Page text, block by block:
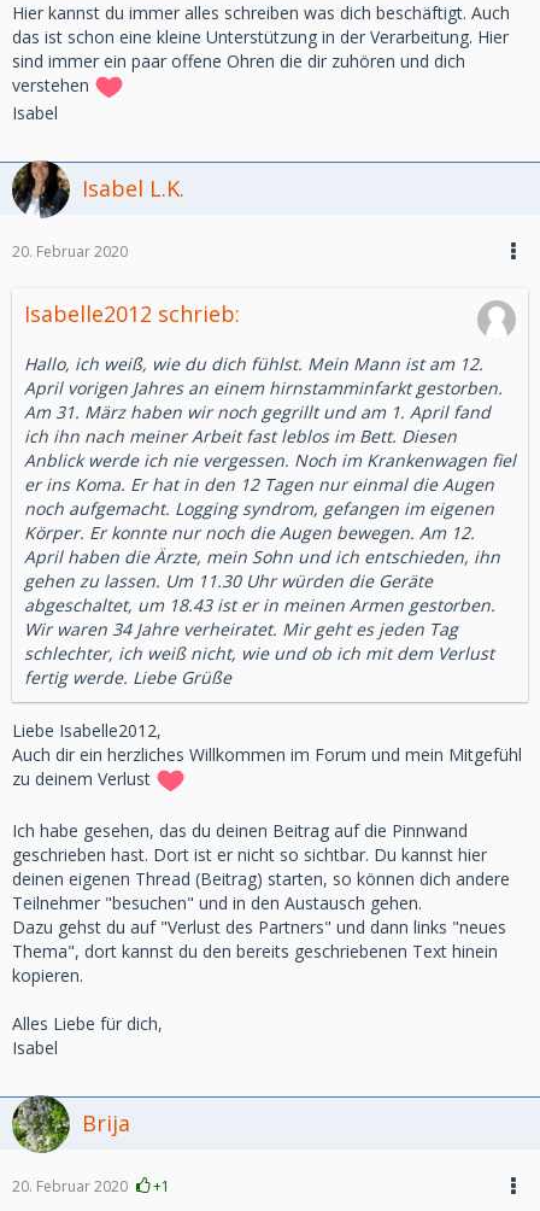
Hier kannst du immer alles schreiben was dich beschäftigt. Auch
das ist schon eine kleine Unterstützung in der Verarbeitung. Hier
sind immer ein paar offene Ohren die dir zuhören und dich
verstehen
Isabel
Isabel L.K.
20. Februar 2020
Isabelle2012 schrieb:
Hallo, ich weiß, wie du dich fühlst. Mein Mann ist am 12.
April vorigen Jahres an einem hirnstamminfarkt gestorben.
Am 31. März haben wir noch gegrillt und am 1. April fand
ich ihn nach meiner Arbeit fast leblos im Bett. Diesen
Anblick werde ich nie vergessen. Noch im Krankenwagen fiel
er ins Koma. Er hat in den 12 Tagen nur einmal die Augen
noch aufgemacht. Logging syndrom, gefangen im eigenen
Körper. Er konnte nur noch die Augen bewegen. Am 12.
April haben die Ärzte, mein Sohn und ich entschieden, ihn
gehen zu lassen. Um 11.30 Uhr würden die Geräte
abgeschaltet, um 18.43 ist er in meinen Armen gestorben.
Wir waren 34 Jahre verheiratet. Mir geht es jeden Tag
schlechter, ich weiß nicht, wie und ob ich mit dem Verlust
fertig werde. Liebe Grüße
Liebe Isabelle2012,
Auch dir ein herzliches Willkommen im Forum und mein Mitgefühl
zu deinem Verlust
Ich habe gesehen, das du deinen Beitrag auf die Pinnwand
geschrieben hast. Dort ist er nicht so sichtbar. Du kannst hier
deinen eigenen Thread (Beitrag) starten, so können dich andere
Teilnehmer "besuchen" und in den Austausch gehen.
Dazu gehst du auf "Verlust des Partners" und dann links "neues
Thema", dort kannst du den bereits geschriebenen Text hinein
kopieren.
Alles Liebe für dich,
Isabel
Brija
20. Februar 2020 +1